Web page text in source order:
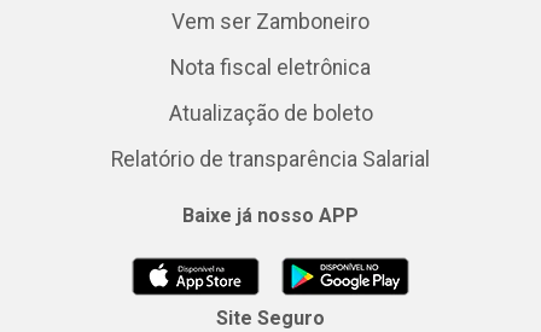
Vem ser Zamboneiro
Nota fiscal eletrônica
Atualização de boleto
Relatório de transparência Salarial
Baixe já nosso APP
Site Seguro